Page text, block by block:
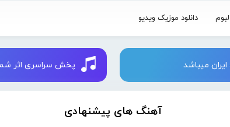
دانلود موزیک ویدیو
میباشد پخش سراسری اثر شما در
آهنگ های پیشنهادی